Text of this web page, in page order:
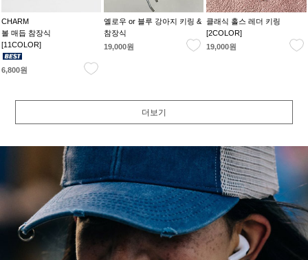
CHARM
볼 매듭 참장식
[11COLOR]
6,800원
옐로우 or 블루 강아지 키링 &
참장식
19,000원
클래식 홀스 레더 키링
[2COLOR]
19,000원
더보기